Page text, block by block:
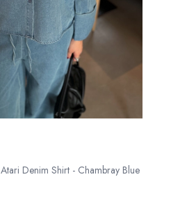
Atari Denim Shirt - Chambray Blue